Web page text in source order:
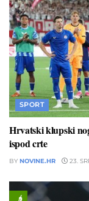
SPORT
Hrvatski klupski
ispod crte
BY NOVINE.HR 23.